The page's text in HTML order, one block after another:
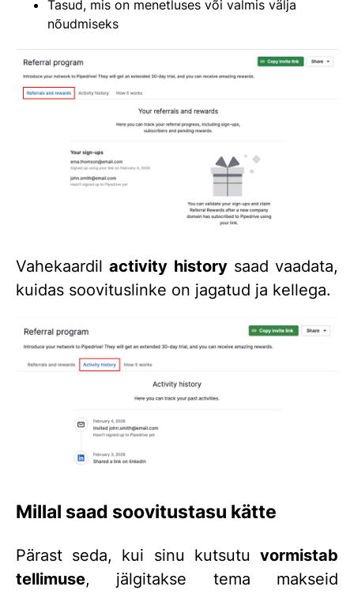
Tasud, mis on menetluses või valmis välja
nõudmiseks
Vahekaardilactivity historysaad vaadata,
kuidas soovituslinke on jagatud ja kellega.
Millal saad soovitustasu kätte
Pärast seda, kui sinu kutsutu vormistab
tellimuse, jälgitakse tema makseid